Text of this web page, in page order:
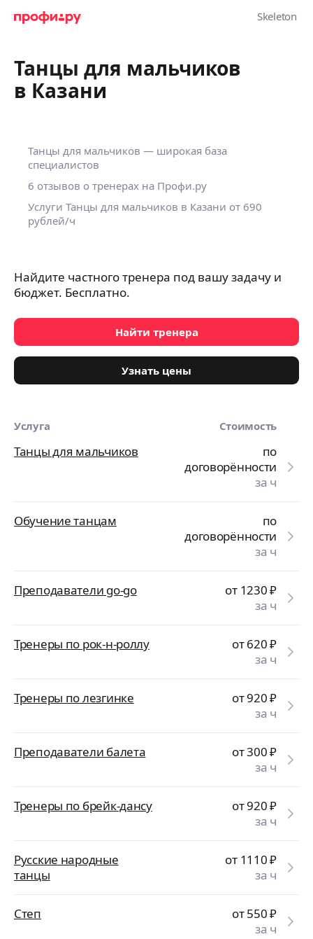
Танцы для мальчиков
в Казани
Танцы для мальчиков — широкая база
специалистов
6 отзывов о тренерах на Профи.ру
Услуги Танцы для мальчиков в Казани от 690
рублей/ч
Найдите частного тренера под вашу задачу и
бюджет. Бесплатно.
Найти тренера
Узнать цены
Услуга Стоимость
Танцы для мальчиков
по
договорённости
за ч
Обучение танцам
по
договорённости
за ч
Преподаватели go-go от 1230₽
за ч
Тренеры по рок-н-роллу от 620₽
за ч
Тренеры по лезгинке от 920₽
за ч
Преподаватели балета от 300₽
за ч
Тренеры по брейк-дансу от 920₽
за ч
Русские народные
танцы
от 1110₽
за ч
Степ от 550₽
за ч